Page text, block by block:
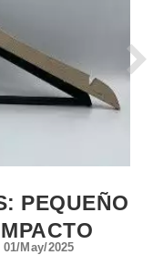
PEQUEÑO
01/May/2025